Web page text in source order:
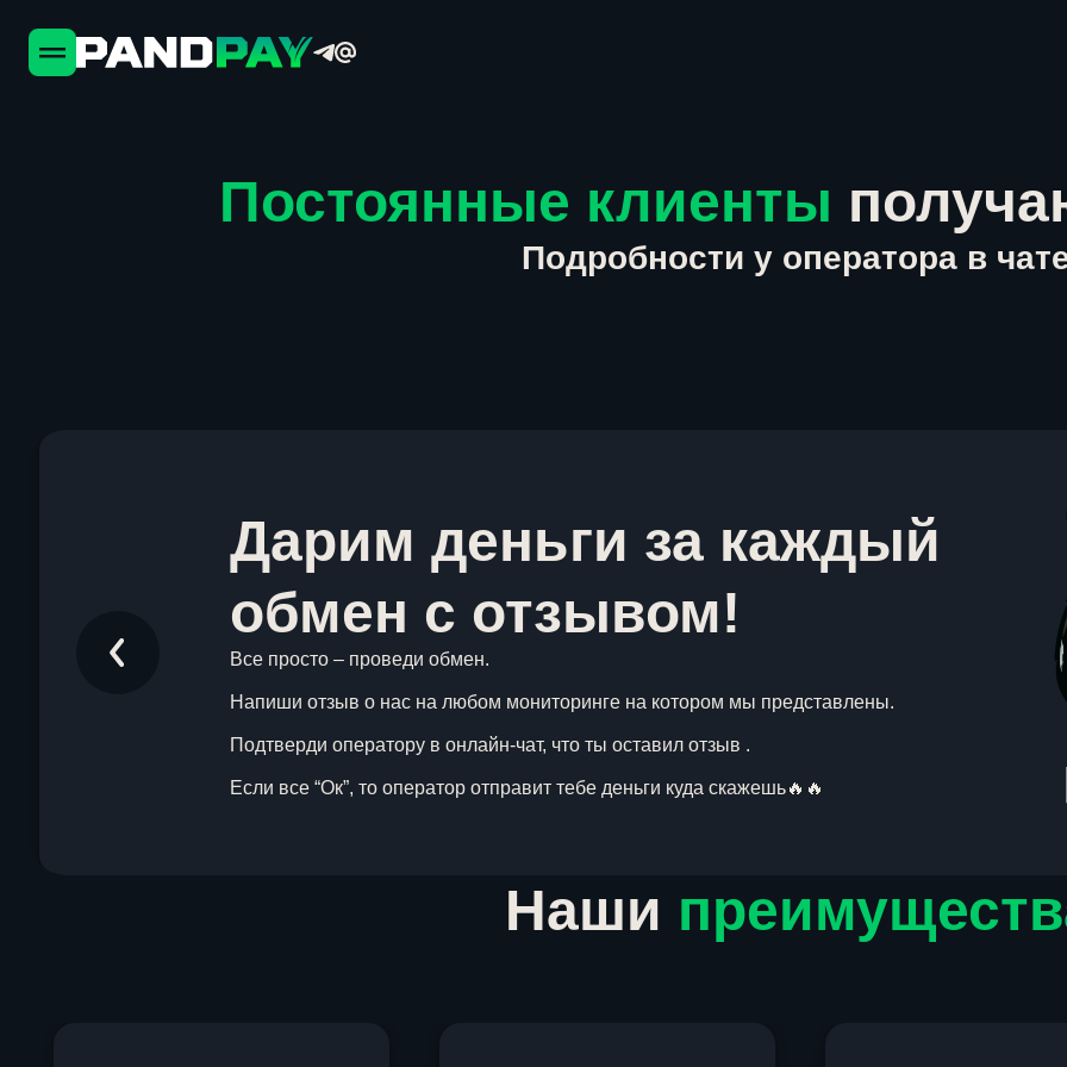
Постоянные клиенты
Подробности у оператора в
Дарим деньги за каждый
обмен с отзывом!
Все просто – проведи обмен.
Напиши отзыв о нас на любом мониторинге на котором мы представлены.
Подтверди оператору в онлайн-чат, что ты оставил отзыв .
Если все “Ок”, то оператор отправит тебе деньги куда скажешь🔥🔥
Наши